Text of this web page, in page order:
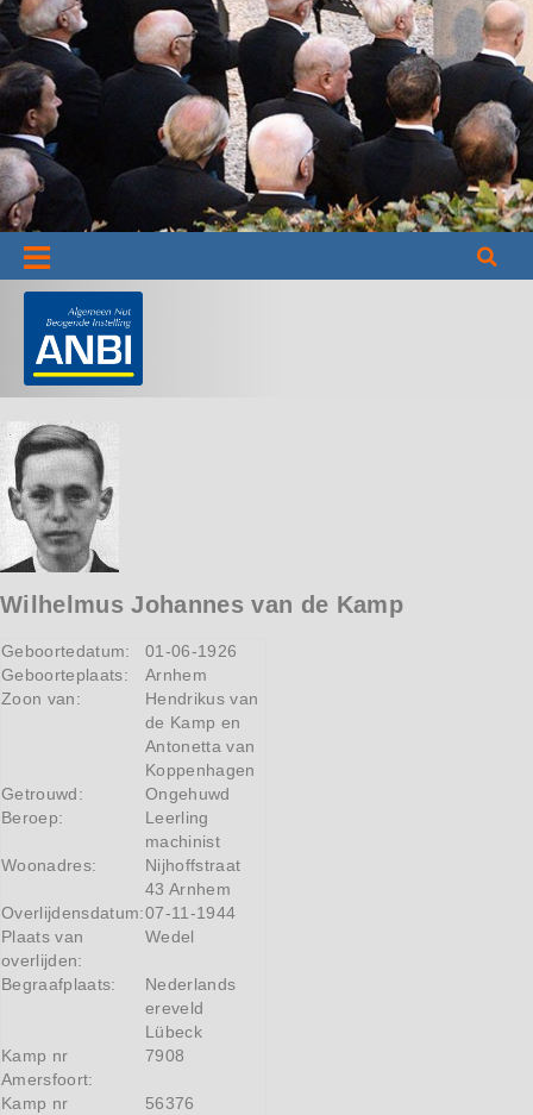
Informatie
Wilhelmus Johannes van de Kamp
Geboortedatum:
01-06-1926
Geboorteplaats:
Arnhem
Zoon van:
Hendrikus van
de Kamp en
Antonetta van
Koppenhagen
Getrouwd:
Ongehuwd
Beroep:
Leerling
machinist
Woonadres:
Nijhoffstraat
43 Arnhem
Overlijdensdatum:07-11-1944
Plaats van
overlijden:
Wedel
Begraafplaats:
Nederlands
ereveld
Lübeck
Kamp nr
Amersfoort:
7908
Kamp nr
56376